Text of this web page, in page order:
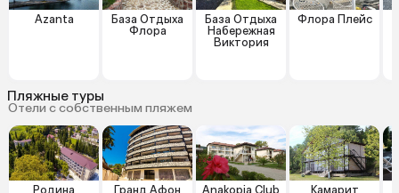
Azanta
База Отдыха
Флора
База Отдыха
Набережная
Виктория
Флора Плейс
Пляжные туры
Отели с собственным пляжем
Родина Гранд Афон Anakopia Club Камарит